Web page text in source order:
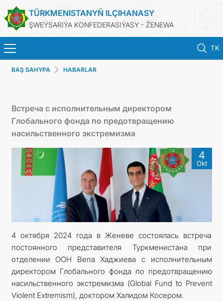
TÜRKMENISTANYŇ ILÇIHANASY
ŞWEÝSARIÝA KONFEDERASIÝASY - ŽENEWA
TK
TURKMENISTAN
CONSULAR SERVICES
MFA
CONTACT US
BAŞ SAHYPA HABARLAR
Встреча с исполнительным директором
Глобального фонда по предотвращению
насильственного экстремизма
4
Okt
4 октября 2024 года в Женеве состоялась встреча
постоянного представителя Туркменистана при
отделении ООН Вепа Хаджиева с исполнительным
директором Глобального фонда по предотвращению
насильственного экстремизма (Global Fund to Prevent
Violent Extremism), доктором Халидом Косером.